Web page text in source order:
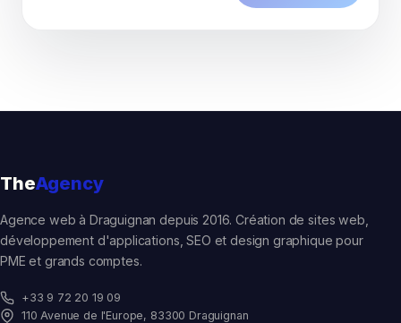
TheAgency
Agence web à Draguignan depuis 2016. Création de sites web,
développement d'applications, SEO et design graphique pour
PME et grands comptes.
+33 9 72 20 19 09
110 Avenue de l'Europe, 83300 Draguignan